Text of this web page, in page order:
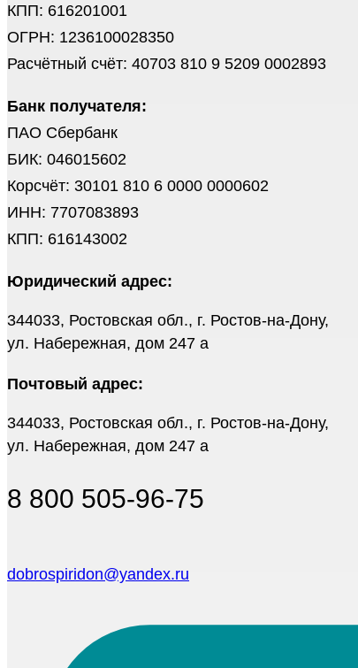
КПП: 616201001
ОГРН: 1236100028350
Расчётный счёт: 40703 810 9 5209 0002893
Банк получателя:
ПАО Сбербанк
БИК: 046015602
Корсчёт: 30101 810 6 0000 0000602
ИНН: 7707083893
КПП: 616143002
Юридический адрес:
344033, Ростовская обл., г. Ростов-на-Дону,
ул. Набережная, дом 247 а
Почтовый адрес:
344033, Ростовская обл., г. Ростов-на-Дону,
ул. Набережная, дом 247 а
8 800 505-96-75
dobrospiridon@yandex.ru